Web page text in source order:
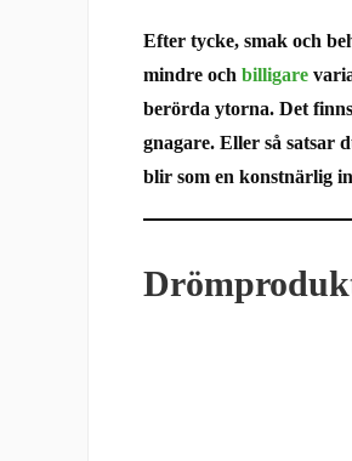
Efter tycke, smak och
mindre och billigare
berörda ytorna. Det
gnagare. Eller så satsar
blir som en konstnärlig